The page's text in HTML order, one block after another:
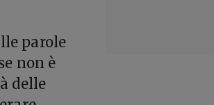
parole
non è
delle